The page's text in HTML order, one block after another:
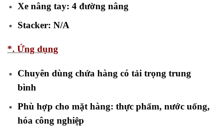
Xe nâng tay: 4 đường nâng
Stacker: N/A
*. Ứng dụng
Chuyên dùng chứa hàng có tải trọng trung
bình
Phù hợp cho mặt hàng: thực phẩm, nước uống,
hóa công nghiệp